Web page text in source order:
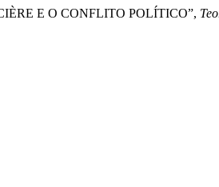
E O CONFLITO POLÍTICO”,